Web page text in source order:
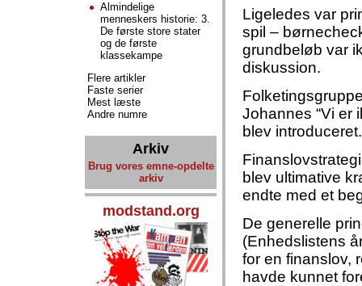
Ligeledes var
spil –
grundbeløb var
diskussion.
Johannes “Vi er
blev
blev ultimative
endte med et
De generelle
(Enhedslistens
for en finanslov,
havde kunnet
Almindelige
menneskers historie: 3.
De første store stater
og de første
klassekampe
Flere artikler
Faste serier
Mest læste
Andre numre
Arkiv
Brug vores emne-opdelte
arkiv
modstand.org